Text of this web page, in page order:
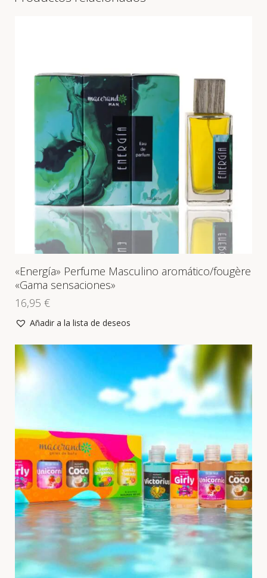
«Energía» Perfume Masculino aromático/fougère
«Gama sensaciones»
16,95 €
Añadir a la lista de deseos